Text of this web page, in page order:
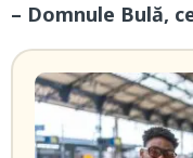
– Domnule Bulă,